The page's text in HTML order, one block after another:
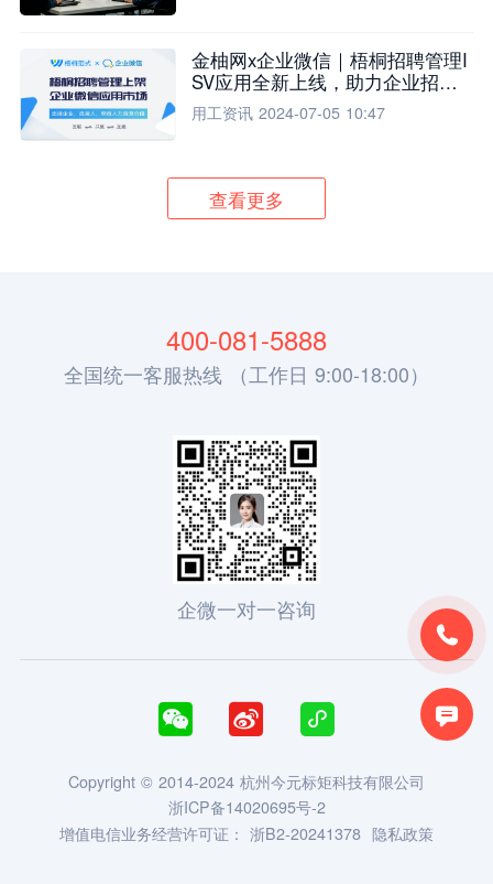
金柚网x企业微信｜梧桐招聘管理I
SV应用全新上线，助力企业招聘
流程全面升级
用工资讯 2024-07-05 10:47
查看更多


400-081-5888
全国统一客服热线 （工作日 9:00-18:00）
企微一对一咨询
  
Copyright © 2014-2024 杭州今元标矩科技有限公司
浙ICP备14020695号-2
增值电信业务经营许可证： 浙B2-20241378 隐私政策